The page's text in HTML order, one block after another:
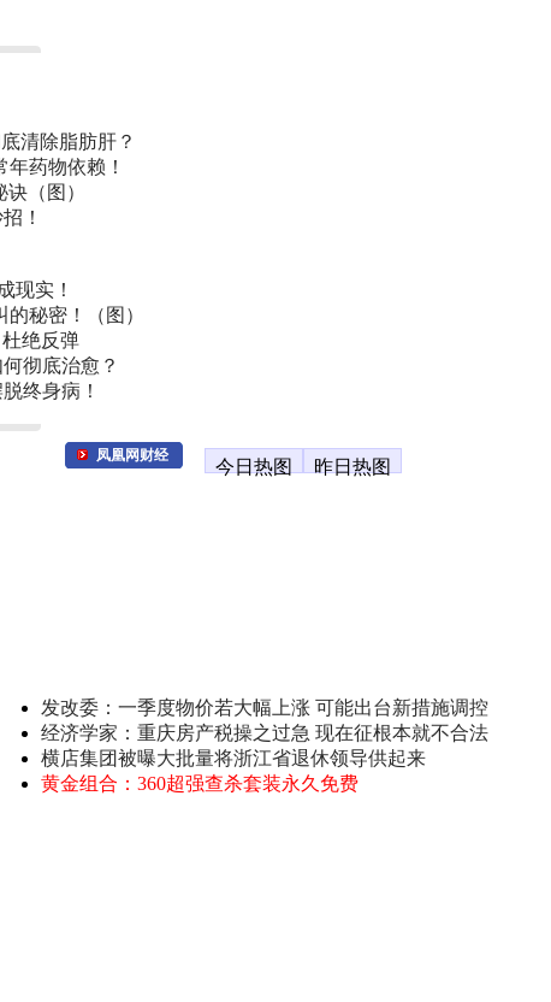
清除脂肪肝？
药物依赖！
（图）
！
现实！
秘密！（图）
绝反弹
彻底治愈？
终身病！
凤凰网财经
今日热图 昨日热图
发改委：一季度物价若大幅上涨 可能出台新措施调控
经济学家：重庆房产税操之过急 现在征根本就不合法
横店集团被曝大批量将浙江省退休领导供起来
黄金组合：360超强查杀套装永久免费